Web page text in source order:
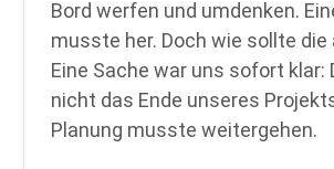
Bord werfen und umdenken.
musste her. Doch wie sollte die
Eine Sache war uns sofort klar:
nicht das Ende unseres
Planung musste weitergehen.